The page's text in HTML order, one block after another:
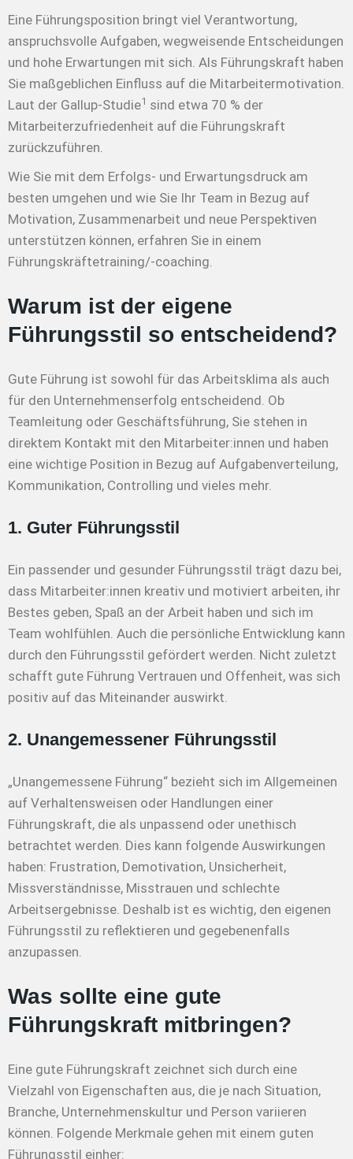
Eine Führungsposition bringt viel Verantwortung,
anspruchsvolle Aufgaben, wegweisende Entscheidungen
und hohe Erwartungen mit sich. Als Führungskraft haben
Sie maßgeblichen Einfluss auf die Mitarbeitermotivation.
Laut der Gallup-Studie1 sind etwa 70 % der
Mitarbeiterzufriedenheit auf die Führungskraft
zurückzuführen.
Wie Sie mit dem Erfolgs- und Erwartungsdruck am
besten umgehen und wie Sie Ihr Team in Bezug auf
Motivation, Zusammenarbeit und neue Perspektiven
unterstützen können, erfahren Sie in einem
Führungskräftetraining/-coaching.
Warum ist der eigene
Führungsstil so entscheidend?
Gute Führung ist sowohl für das Arbeitsklima als auch
für den Unternehmenserfolg entscheidend. Ob
Teamleitung oder Geschäftsführung, Sie stehen in
direktem Kontakt mit den Mitarbeiter:innen und haben
eine wichtige Position in Bezug auf Aufgabenverteilung,
Kommunikation, Controlling und vieles mehr.
1. Guter Führungsstil
Ein passender und gesunder Führungsstil trägt dazu bei,
dass Mitarbeiter:innen kreativ und motiviert arbeiten, ihr
Bestes geben, Spaß an der Arbeit haben und sich im
Team wohlfühlen. Auch die persönliche Entwicklung kann
durch den Führungsstil gefördert werden. Nicht zuletzt
schafft gute Führung Vertrauen und Offenheit, was sich
positiv auf das Miteinander auswirkt.
2. Unangemessener Führungsstil
„Unangemessene Führung“ bezieht sich im Allgemeinen
auf Verhaltensweisen oder Handlungen einer
Führungskraft, die als unpassend oder unethisch
betrachtet werden. Dies kann folgende Auswirkungen
haben: Frustration, Demotivation, Unsicherheit,
Missverständnisse, Misstrauen und schlechte
Arbeitsergebnisse. Deshalb ist es wichtig, den eigenen
Führungsstil zu reflektieren und gegebenenfalls
anzupassen.
Was sollte eine gute
Führungskraft mitbringen?
Eine gute Führungskraft zeichnet sich durch eine
Vielzahl von Eigenschaften aus, die je nach Situation,
Branche, Unternehmenskultur und Person variieren
können. Folgende Merkmale gehen mit einem guten
Führungsstil einher: